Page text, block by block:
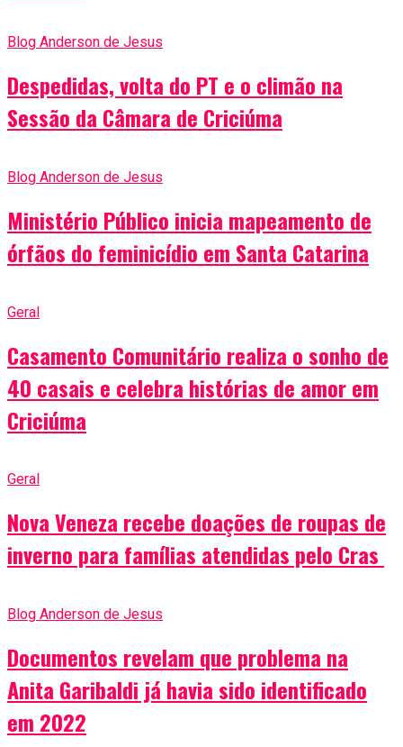
Blog Anderson de Jesus
Despedidas, volta do PT e o climão na
Sessão da Câmara de Criciúma
Blog Anderson de Jesus
Ministério Público inicia mapeamento de
órfãos do feminicídio em Santa Catarina
Geral
Casamento Comunitário realiza o sonho de
40 casais e celebra histórias de amor em
Criciúma
Geral
Nova Veneza recebe doações de roupas de
inverno para famílias atendidas pelo Cras
Blog Anderson de Jesus
Documentos revelam que problema na
Anita Garibaldi já havia sido identificado
em 2022